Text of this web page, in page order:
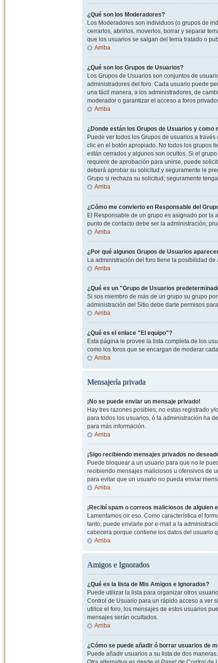
¿Qué son los Moderadores?
Los Moderadores son individuos (o grupos de
cerrarlos, abrirlos, moverlos, borrar y separar
que los usuarios se salgan del tema tratado o
Arriba
¿Qué son los Grupos de Usuarios?
Los Grupos de Usuarios son conjuntos de
administradores del foro. Cada usuario puede
una fácil manera, a los administradores, de
moderador o garantizar el acceso a foros
Arriba
¿Donde están los Grupos de Usuarios y como
Puede ver todos los Grupos de usuarios a
clic en el botón apropiado. No todos los grupos
están cerrados y algunos son ocultos. Si el
requiere de aprobación para unirse, puede
deberá aprobar su solicitud y seguramente le
Grupo si rechaza su solicitud; seguramente
Arriba
¿Cómo me convierto en Responsable del
El Responsable de un grupo es asignado por la
punto de contacto debe ser la administración;
Arriba
¿Por qué algunos Grupos de Usuarios
La administración del foro tiene la posibilidad
Arriba
¿Qué es un "Grupo de Usuarios
Si sos miembro de más de un grupo su grupo
administración del Sitio debe darte permisos
Arriba
¿Qué es el enlace "El equipo"?
Esta página le provee la lista completa de los
como los foros que se encargan de moderar
Arriba
Mensajería privada
¡No se puede enviar un mensaje privado!
Hay tres razones posibles; no estas registrado
para todos los usuarios, ó la administración ha
para más información.
Arriba
¡Sigo recibiendo mensajes privados no
Puede bloquear a un usuario para que no le
recibiendo mensajes maliciosos u ofensivos de
para evitar que un usuario no pueda enviar
Arriba
¡Recibí spam o correos maliciosos de alguien
Lamentamos oir eso. Como característica el
tanto, puede enviarle por e-mail a la
cabecera porque contiene los datos del usuario
Arriba
Amigos e Ignorados
¿Qué es la lista de Mis Amigos e Ignorados?
Puede utilizar la lista para organizar otros
Control de Usuario para un rápido acceso a ver
utilice el foro, los mensajes de estos usuarios
mensajes serán ocultados.
Arriba
¿Cómo se puede añadir ó borrar usuarios de
Puede añadir usuarios a su lista de dos